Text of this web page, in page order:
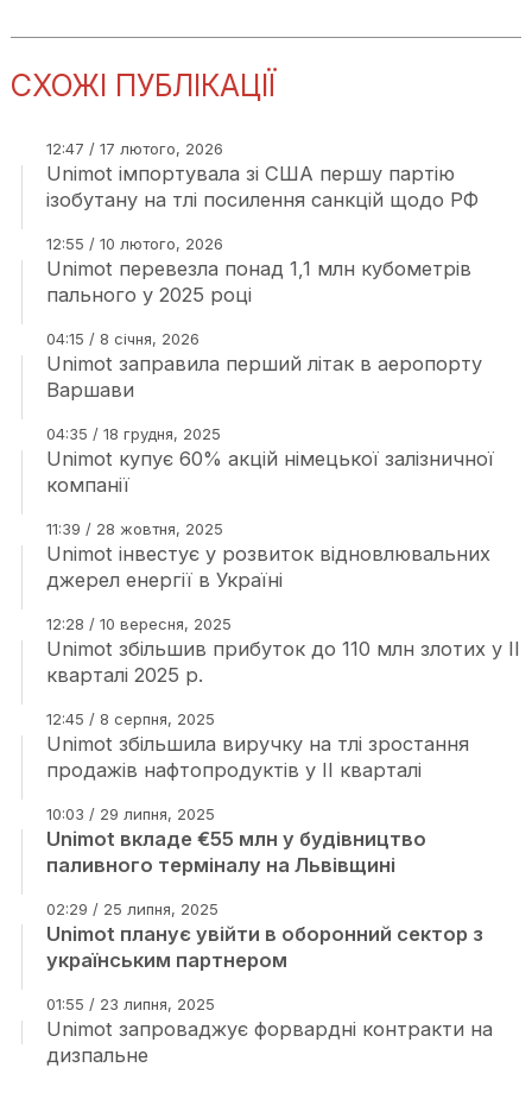
СХОЖІ ПУБЛІКАЦІЇ
12:47 / 17 лютого, 2026
Unimot імпортувала зі США першу партію
ізобутану на тлі посилення санкцій щодо РФ
12:55 / 10 лютого, 2026
Unimot перевезла понад 1,1 млн кубометрів
пального у 2025 році
04:15 / 8 січня, 2026
Unimot заправила перший літак в аеропорту
Варшави
04:35 / 18 грудня, 2025
Unimot купує 60% акцій німецької залізничної
компанії
11:39 / 28 жовтня, 2025
Unimot інвестує у розвиток відновлювальних
джерел енергії в Україні
12:28 / 10 вересня, 2025
Unimot збільшив прибуток до 110 млн злотих у ІІ
кварталі 2025 р.
12:45 / 8 серпня, 2025
Unimot збільшила виручку на тлі зростання
продажів нафтопродуктів у II кварталі
10:03 / 29 липня, 2025
Unimot вкладе €55 млн у будівництво
паливного терміналу на Львівщині
02:29 / 25 липня, 2025
Unimot планує увійти в оборонний сектор з
українським партнером
01:55 / 23 липня, 2025
Unimot запроваджує форвардні контракти на
дизпальне